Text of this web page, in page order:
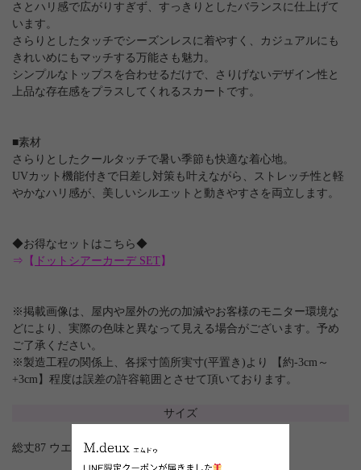
さとハリ感で広がりすぎず、すっきりとしたバランスに仕上げて
います。
さらりとしたタッチでシーズンレスに着やすく、カジュアルにも
きれいめにもマッチする万能さも魅力。
シンプルなトップスを合わせるだけで、さりげないデザイン性と
上品な存在感をプラスしてくれるスカートです。
■素材
さらりとしたクールタッチで暑い季節も快適な着心地。
UVカット機能付きで日差し対策も叶えながら、ストレッチ性と軽
やかなハリ感が、美しいシルエットと動きやすさを両立します。
◆お得なセットはこちら◆
⇒【 ドットシアーカーデ SET 】
※掲載画像は、屋内や屋外の光の加減やお客様のモニター環境な
どにより、実際の色味と異なって見える場合がございます。予め
ご了承ください。
※製造工程の関係上、各採寸箇所実寸(平置き)より 【約-3cm～
+3cm】程度は誤差の許容範囲とさせて頂いております。
サイズ
総丈87 ウエスト(ゴム)65～100 裾まわり346.5